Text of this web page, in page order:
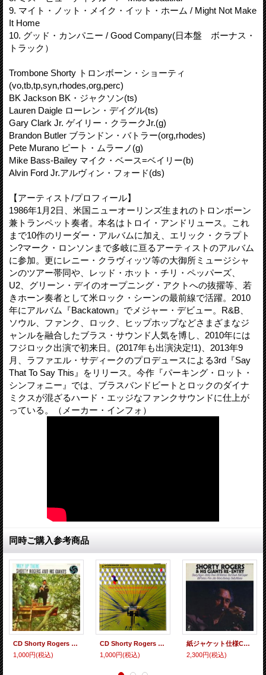
9. マイト・ノット・メイク・イット・ホーム / Might Not Make
It Home
10. グッド・カンパニー / Good Company(日本盤 ボーナス・
トラック）
Trombone Shorty トロンボーン・ショーティ
(vo,tb,tp,syn,rhodes,org,perc)
BK Jackson BK・ジャクソン(ts)
Lauren Daigle ローレン・デイグル(ts)
Gary Clark Jr. ゲイリー・クラークJr.(g)
Brandon Butler ブランドン・バトラー(org,rhodes)
Pete Murano ピート・ムラーノ(g)
Mike Bass-Bailey マイク・ベース=ベイリー(b)
Alvin Ford Jr.アルヴィン・フォード(ds)
【アーティスト/プロフィール】
1986年1月2日、米国ニューオーリンズ生まれのトロンボーン
兼トランペット奏者。本名はトロイ・アンドリュース。これ
まで10作のリーダー・アルバムに加え、エリック・クラプト
ン?マーク・ロンソンまで多岐に亘るアーティストのアルバム
に参加。更にレニー・クラヴィッツ等の大御所ミュージシャ
ンのツアー帯同や、レッド・ホット・チリ・ペッパーズ、
U2、グリーン・デイのオープニング・アクトへの抜擢等、若
きホーン奏者として米ロック・シーンの最前線で活躍。2010
年にアルバム『Backatown』でメジャー・デビュー。R&B、
ソウル、ファンク、ロック、ヒップホップなどさまざまなジ
ャンルを融合したブラス・サウンド人気を博し、2010年には
フジロック出演で初来日。(2017年も出演決定!1)、2013年9
月、ラファエル・サディークのプロデュースによる3rd『Say
That To Say This』をリリース。今作『パーキング・ロット・
シンフォニー』では、ブラスバンドビートとロックのダイナ
ミクスが混ざるハード・エッジなファンクサウンドに仕上が
っている。（メーカー・インフォ）
同時ご購入参考商品
CD Shorty Rogers ショーティ ロジャース/ Way Up There
1,000円(税込)
CD Shorty Rogers ショーティ ロジャース/ THE FOURTH DIMENSION IN SOUND
1,000円(税込)
紙ジャケット仕様CD SHORTY ROGERS ショーティ・ロジャース / RE-ENTRY
2,300円(税込)